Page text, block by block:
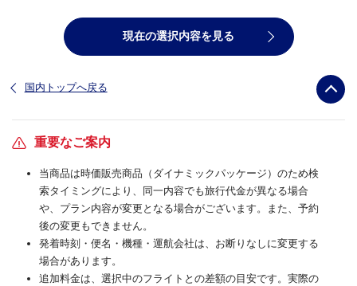
現在の選択内容を見る
国内トップへ戻る
重要なご案内
当商品は時価販売商品（ダイナミックパッケージ）のため検
索タイミングにより、同一内容でも旅行代金が異なる場合
や、プラン内容が変更となる場合がございます。また、予約
後の変更もできません。
発着時刻・便名・機種・運航会社は、お断りなしに変更する
場合があります。
追加料金は、選択中のフライトとの差額の目安です。実際の